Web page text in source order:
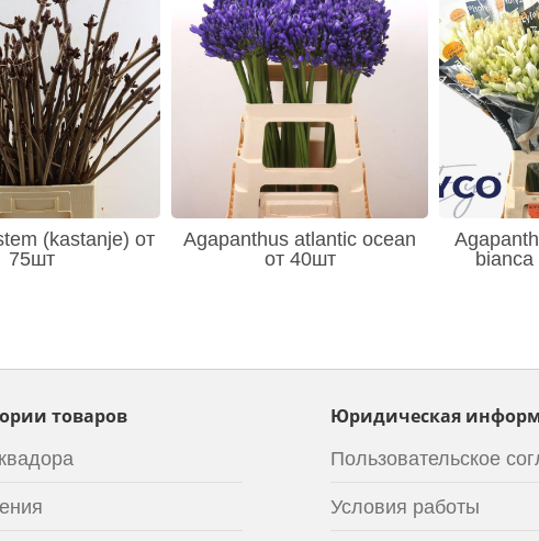
(kastanje) от
75шт
Agapanthus atlantic ocean
от 40шт
товаров Юридическая
Пользовательское
Условия работы